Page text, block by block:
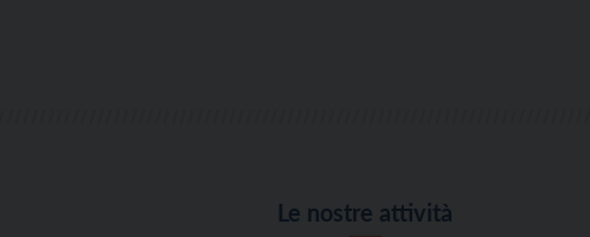
Le nostre attività